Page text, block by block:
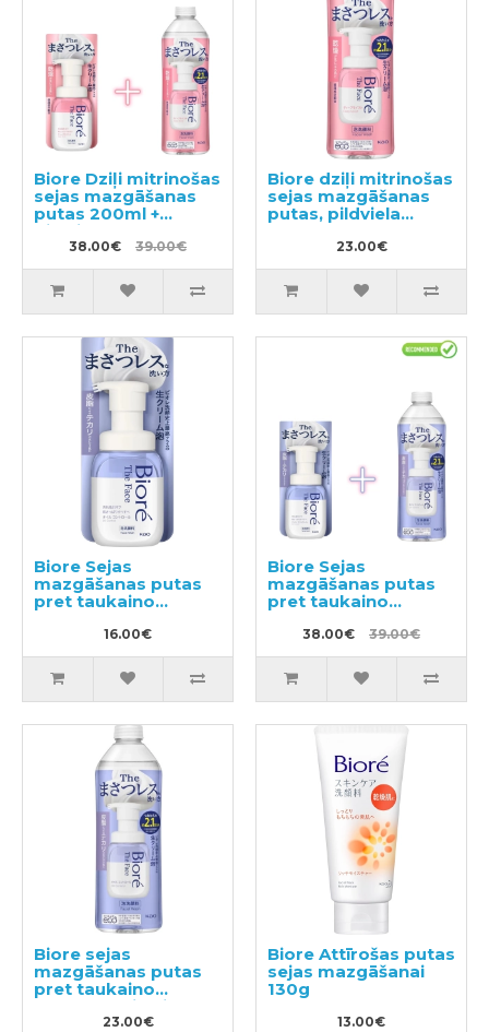
Biore Dziļi mitrinošas
sejas mazgāšanas
putas 200ml +
pildviela 340ml
38.00€ 39.00€
Biore dziļi mitrinošas
sejas mazgāšanas
putas, pildviela
23.00€
Biore Sejas
mazgāšanas putas
pret taukaino
16.00€
Biore Sejas
mazgāšanas putas
pret taukaino
pildviela 340ml
38.00€ 39.00€
Biore sejas
mazgāšanas putas
pret taukaino
spīdumu, pildviela
23.00€
Biore Attīrošas putas
sejas mazgāšanai
130g
13.00€